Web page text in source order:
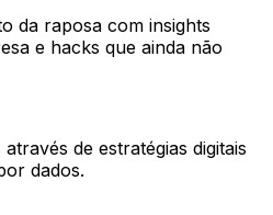
da raposa com insights
e hacks que ainda não
de estratégias digitais
dados.